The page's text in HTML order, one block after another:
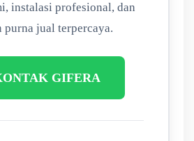
instalasi profesional, dan
purna jual terpercaya.
GIFERA